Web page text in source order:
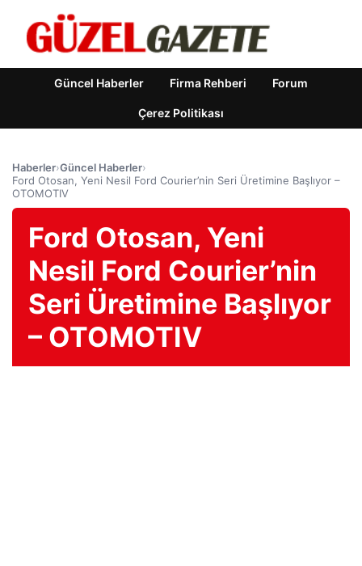
Güncel Haberler Firma Rehberi Forum
Çerez Politikası
Haberler›Güncel Haberler›
Ford Otosan, Yeni Nesil Ford Courier’nin Seri Üretimine Başlıyor –
OTOMOTIV
Ford Otosan, Yeni
Nesil Ford Courier’nin
Seri Üretimine Başlıyor
– OTOMOTIV